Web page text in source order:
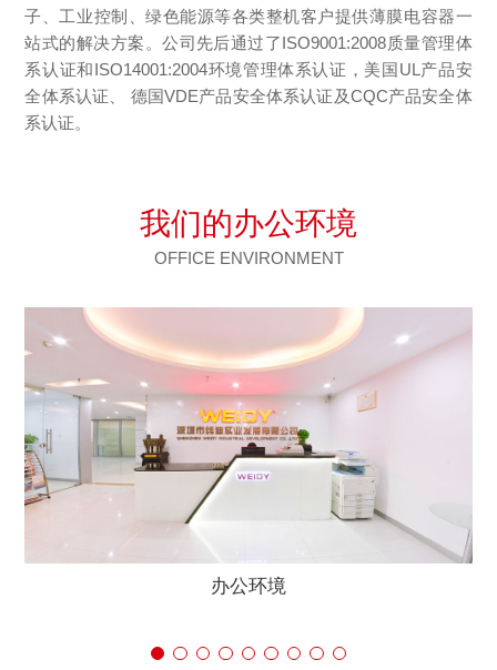
子、工业控制、绿色能源等各类整机客户提供薄膜电容器一
站式的解决方案。公司先后通过了ISO9001:2008质量管理体
系认证和ISO14001:2004环境管理体系认证，美国UL产品安
全体系认证、 德国VDE产品安全体系认证及CQC产品安全体
系认证。
我们的办公环境
OFFICE ENVIRONMENT
办公环境